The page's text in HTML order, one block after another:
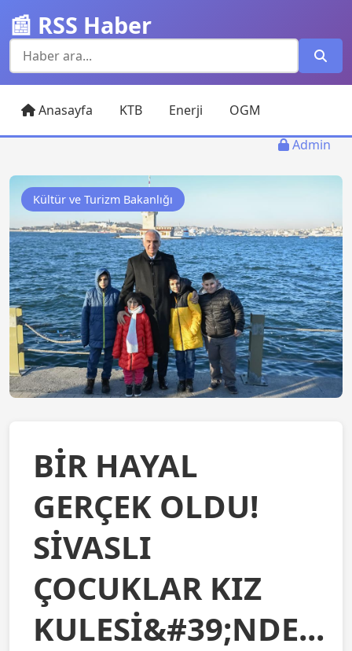
📰 RSS Haber
Anasayfa KTB Enerji
OGM
Admin
Kültür ve Turizm Bakanlığı
BİR HAYAL
GERÇEK OLDU!
SİVASLI
ÇOCUKLAR KIZ
KULESİ&#39;NDE...